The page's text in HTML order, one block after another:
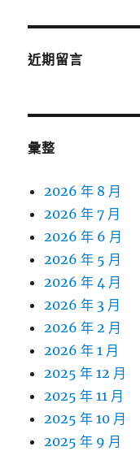
近期留言
彙整
2026 年 8 月
2026 年 7 月
2026 年 6 月
2026 年 5 月
2026 年 4 月
2026 年 3 月
2026 年 2 月
2026 年 1 月
2025 年 12 月
2025 年 11 月
2025 年 10 月
2025 年 9 月